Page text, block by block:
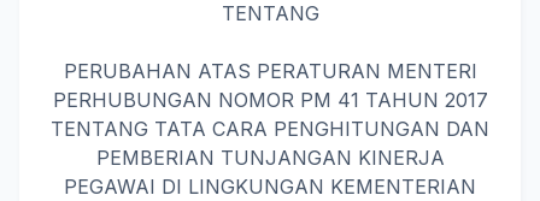
TENTANG
PERUBAHAN ATAS PERATURAN MENTERI
PERHUBUNGAN NOMOR PM 41 TAHUN 2017
TENTANG TATA CARA PENGHITUNGAN DAN
PEMBERIAN TUNJANGAN KINERJA
PEGAWAI DI LINGKUNGAN KEMENTERIAN